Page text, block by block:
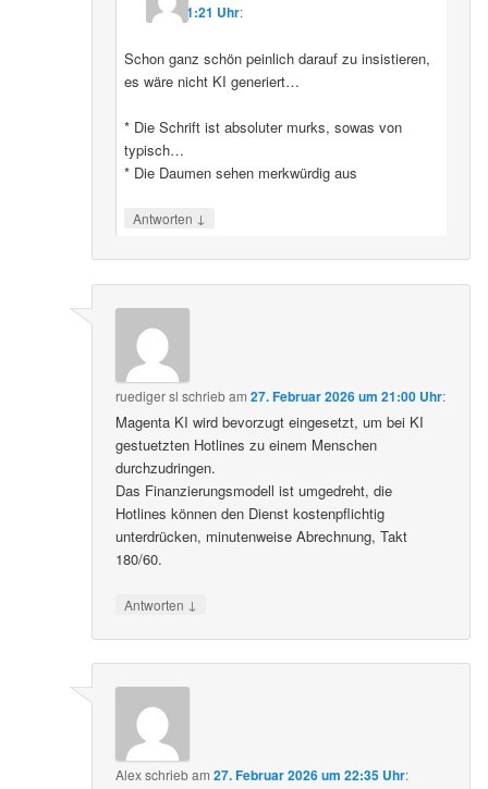
11:21 Uhr:
Schon ganz schön peinlich darauf zu insistieren,
es wäre nicht KI generiert…
* Die Schrift ist absoluter murks, sowas von
typisch…
* Die Daumen sehen merkwürdig aus
Antworten ↓
ruediger sl schriebam27. Februar 2026 um 21:00 Uhr:
Magenta KI wird bevorzugt eingesetzt, um bei KI
gestuetzten Hotlines zu einem Menschen
durchzudringen.
Das Finanzierungsmodell ist umgedreht, die
Hotlines können den Dienst kostenpflichtig
unterdrücken, minutenweise Abrechnung, Takt
180/60.
Antworten ↓
Alexschriebam27. Februar 2026 um 22:35 Uhr: